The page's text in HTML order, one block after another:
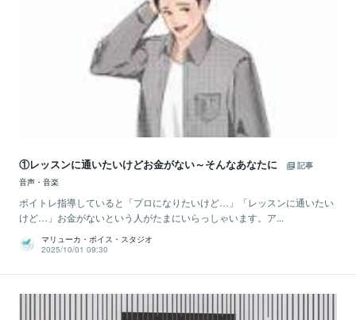
①レッスンに通いたいけどお金がない～そんなあなたに
記事
音声・音楽
ボイトレ指導していると「プロになりたいけど…」「レッスンに通いたい
けど…」お金がないという人がたまにいらっしゃいます。ア...
マリューカ・ボイス・スタジオ
2025/10/01 09:30